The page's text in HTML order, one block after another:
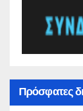
Πρόσφατες